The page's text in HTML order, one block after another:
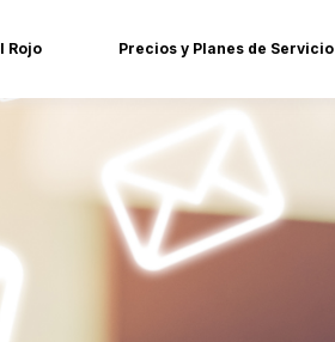
Rojo Precios y Planes de Servicio